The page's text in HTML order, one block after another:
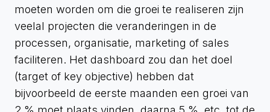
moeten worden om die groei te realiseren zijn
veelal projecten die veranderingen in de
processen, organisatie, marketing of sales
faciliteren. Het dashboard zou dan het doel
(target of key objective) hebben dat
bijvoorbeeld de eerste maanden een groei van